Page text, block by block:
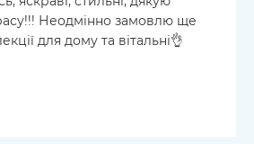
Неодмінно замовлю ще
для дому та вітальні👌